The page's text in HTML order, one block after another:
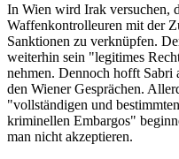
In Wien wird Irak versuchen,
Waffenkontrolleuren mit der
Sanktionen zu verknüpfen.
weiterhin sein "legitimes
nehmen. Dennoch hofft Sabri
den Wiener Gesprächen.
"vollständigen und
kriminellen Embargos"
man nicht akzeptieren.